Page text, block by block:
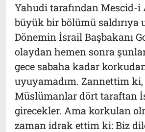
Yahudi tarafından Mescid-i
büyük bir bölümü saldırıya
Dönemin İsrail Başbakanı
olaydan hemen sonra
gece sabaha kadar
uyuyamadım. Zannettim ki,
Müslümanlar dört taraftan
girecekler. Ama korkulan
zaman idrak ettim ki: Biz